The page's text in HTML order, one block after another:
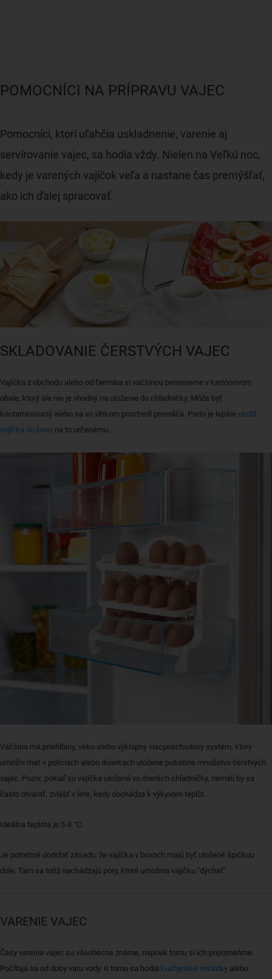
POMOCNÍCI NA PRÍPRAVU VAJEC
Pomocníci, ktorí uľahčia uskladnenie, varenie aj
servírovanie vajec, sa hodia vždy. Nielen na Veľkú noc,
kedy je varených vajíčok veľa a nastane čas premýšľať,
ako ich ďalej spracovať.
SKLADOVANIE ČERSTVÝCH VAJEC
Vajíčka z obchodu alebo od farmára si väčšinou prinesieme v kartónovom
obale, ktorý ale nie je vhodný na uloženie do chladničky. Môže byť
kontaminovaný alebo sa vo vlhkom prostredí premáča. Preto je lepšie uložiť
vajíčka do boxu na to určenému.
Väčšina má priehlbiny, veko alebo výklopný viacposchodový systém, ktorý
umožní mať v policiach alebo dvierkach uložené potrebné množstvo čerstvých
vajec. Pozor, pokiaľ sú vajíčka uložené vo dverách chladničky, nemali by sa
často otvárať, zvlášť v lete, kedy dochádza k výkyvom teplôt.
Ideálna teplota je 5-8 °C.
Je potrebné dodržať zásadu, že vajíčka v boxoch majú byť uložené špičkou
dole. Tam sa totiž nachádzajú póry, ktoré umožnia vajíčku "dýchať".
VARENIE VAJEC
Časy varenia vajec sú všeobecne známe, napriek tomu si ich pripomeňme.
Počítajú sa od doby varu vody. K tomu sa hodia kuchynské minútky alebo